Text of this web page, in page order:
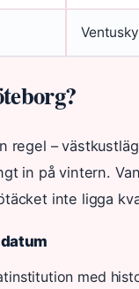
Ventusky
regel –
in på vintern.
inte ligga
med